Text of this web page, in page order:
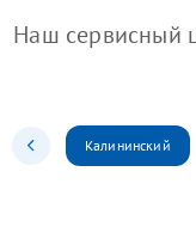
Наш сервисный
Калининский